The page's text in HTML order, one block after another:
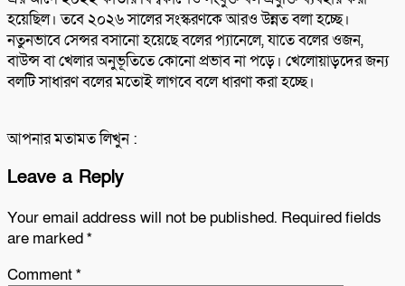
হয়েছিল। তবে ২০২৬ সালের সংস্করণকে আরও উন্নত বলা হচ্ছে।
নতুনভাবে সেন্সর বসানো হয়েছে বলের প্যানেলে, যাতে বলের ওজন,
বাউন্স বা খেলার অনুভূতিতে কোনো প্রভাব না পড়ে। খেলোয়াড়দের জন্য
বলটি সাধারণ বলের মতোই লাগবে বলে ধারণা করা হচ্ছে।
আপনার মতামত লিখুন :
Leave a Reply
Your email address will not be published. Required fields
are marked*
Comment*